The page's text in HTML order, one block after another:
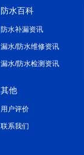
防水百科
防水补漏资讯
漏水/防水维修资讯
漏水/防水检测资讯
其他
用户评价
联系我们